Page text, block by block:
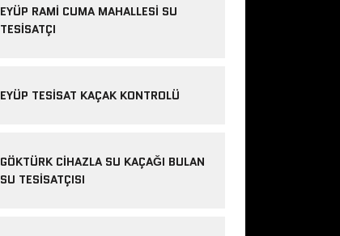
EYÜP RAMI CUMA MAHALLESI SU
TESISATÇI
EYÜP TESISAT KAÇAK KONTROLÜ
GÖKTÜRK CIHAZLA SU KAÇAĞI BULAN
SU TESISATÇISI